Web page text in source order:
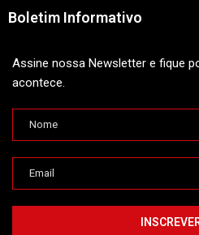
Boletim Informativo
Assine nossa Newsletter e fique
acontece.